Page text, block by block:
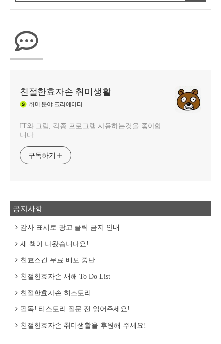
친절한효자손 취미생활
취미 분야 크리에이터
IT와 그림, 각종 프로그램 사용하는것을 좋아합
니다.
구독하기
공지사항
감사 표시로 광고 클릭 금지 안내
새 책이 나왔습니다요!
친효스킨 무료 배포 중단
친절한효자손 새해 To Do List
친절한효자손 히스토리
필독! 티스토리 질문 전 읽어주세요!
친절한효자손 취미생활을 후원해 주세요!